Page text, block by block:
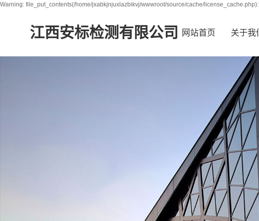
Warning: file_put_contents(/home/jxabkjnjuxlazbikvj/wwwroot/source/cache/
江西安标检测有限公司 网站首页 关于我